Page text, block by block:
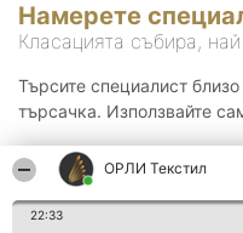
ОРЛИ Текстил
22:33
Намерете
Класацията събира,
Търсите специалист
търсачка. Използвайте